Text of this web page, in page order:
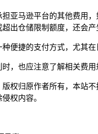
亚马逊平台的其他费用
出仓储限制额度，还会产
便捷的支付方式，尤其
，也应注意了解相关费
权归原作者所有，本站
权内容。